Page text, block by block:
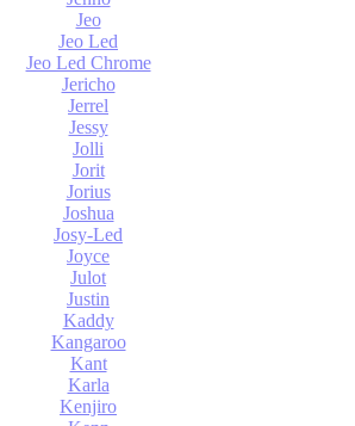
Jeo
Jeo Led
Jeo Led Chrome
Jericho
Jerrel
Jessy
Jolli
Jorit
Jorius
Joshua
Josy-Led
Joyce
Julot
Justin
Kaddy
Kangaroo
Kant
Karla
Kenjiro